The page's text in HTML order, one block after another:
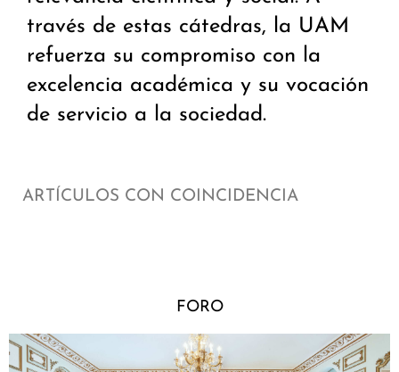
través de estas cátedras, la UAM
refuerza su compromiso con la
excelencia académica y su vocación
de servicio a la sociedad.
ARTÍCULOS CON COINCIDENCIA
FORO